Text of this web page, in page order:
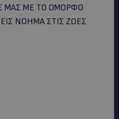
ΜΑΣ ΜΕ ΤΟ ΟΜΟΡΦΟ
ΝΟΗΜΑ ΣΤΙΣ ΖΩΕΣ